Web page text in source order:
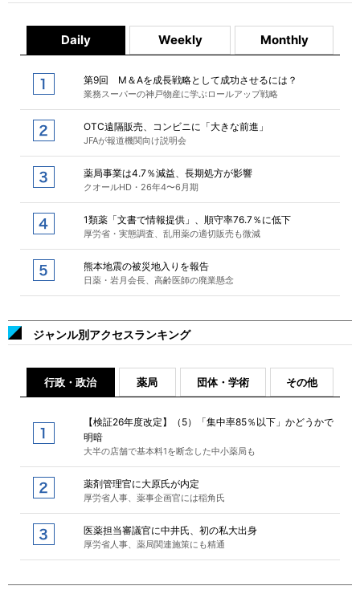
Daily Weekly Monthly
第9回 M＆Aを成長戦略として成功させるには？
業務スーパーの神戸物産に学ぶロールアップ戦略
OTC遠隔販売、コンビニに「大きな前進」
JFAが報道機関向け説明会
薬局事業は4.7％減益、長期処方が影響
クオールHD・26年4〜6月期
1類薬「文書で情報提供」、順守率76.7％に低下
厚労省・実態調査、乱用薬の適切販売も微減
熊本地震の被災地入りを報告
日薬・岩月会長、高齢医師の廃業懸念
ジャンル別アクセスランキング
行政・政治 薬局 団体・学術 その他
【検証26年度改定】（5）「集中率85％以下」かどうかで
明暗
大半の店舗で基本料1を断念した中小薬局も
薬剤管理官に大原氏が内定
厚労省人事、薬事企画官には稲角氏
医薬担当審議官に中井氏、初の私大出身
厚労省人事、薬局関連施策にも精通